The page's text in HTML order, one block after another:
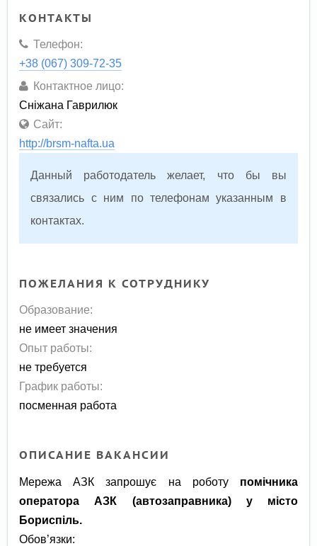
КОНТАКТЫ
Телефон:
+38 (067) 309-72-35
Контактное лицо:
Сніжана Гаврилюк
Сайт:
http://brsm-nafta.ua
Данный работодатель желает, что бы вы
связались с ним по телефонам указанным в
контактах.
ПОЖЕЛАНИЯ К СОТРУДНИКУ
Образование:
не имеет значения
Опыт работы:
не требуется
График работы:
посменная работа
ОПИСАНИЕ ВАКАНСИИ
Мережа АЗК запрошує на роботу помічника
оператора АЗК (автозаправника) у місто
Бориспіль.
Обов’язки: